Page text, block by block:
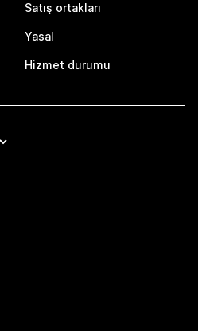
Satış ortakları
Yasal
Hizmet durumu